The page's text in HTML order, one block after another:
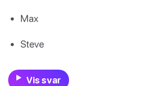
Max
Steve
Vis svar